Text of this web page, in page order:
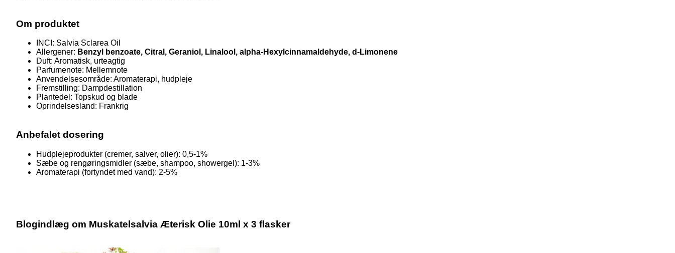
Om produktet
INCI: Salvia Sclarea Oil
Allergener: Benzyl benzoate, Citral, Geraniol, Linalool, alpha-Hexylcinnamaldehyde, d-Limonene
Duft: Aromatisk, urteagtig
Parfumenote: Mellemnote
Anvendelsesområde: Aromaterapi, hudpleje
Fremstilling: Dampdestillation
Plantedel: Topskud og blade
Oprindelsesland: Frankrig
Anbefalet dosering
Hudplejeprodukter (cremer, salver, olier): 0,5-1%
Sæbe og rengøringsmidler (sæbe, shampoo, showergel): 1-3%
Aromaterapi (fortyndet med vand): 2-5%
Blogindlæg om Muskatelsalvia Æterisk Olie 10ml x 3 flasker